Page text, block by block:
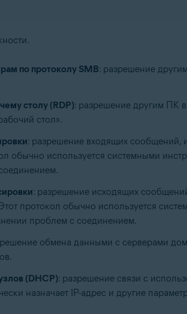
по протоколу SMB: разрешение
столу (RDP): разрешение другим ПК
стол».
: разрешение входящих
обычно используется системными
: разрешение исходящих
протокол обычно используется
проблем с соединением.
обмена данными с серверами
(DHCP): разрешение связи с
назначает IP-адрес и другие